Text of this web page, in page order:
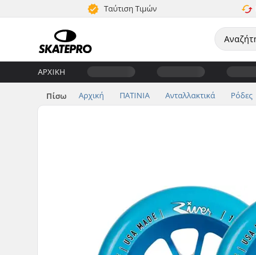
Ταύτιση Τιμών
ΑΡΧΙΚΉ
Πίσω Αρχική ΠΑΤΙΝΙΑ Ανταλλακτικά Ρόδες